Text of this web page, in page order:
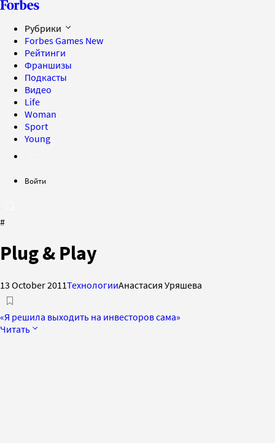
Рубрики
Forbes Games New
Рейтинги
Франшизы
Подкасты
Видео
Life
Woman
Sport
Young
Войти
#
Plug & Play
13 October 2011ТехнологииАнастасия Уряшева
«Я решила выходить на инвесторов сама»
Читать